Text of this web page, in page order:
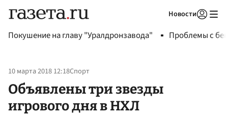
Новости
Покушение на главу "Уралдронзавода" Проблемы с
10 марта 2018 12:18Спорт
Объявлены три звезды
игрового дня в НХЛ